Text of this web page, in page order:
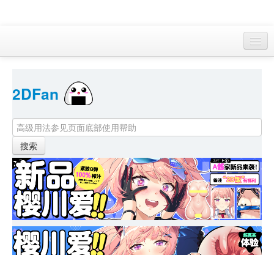
首页
找游戏
下资源
目录
本月新作
站内动态
小组
2DFan